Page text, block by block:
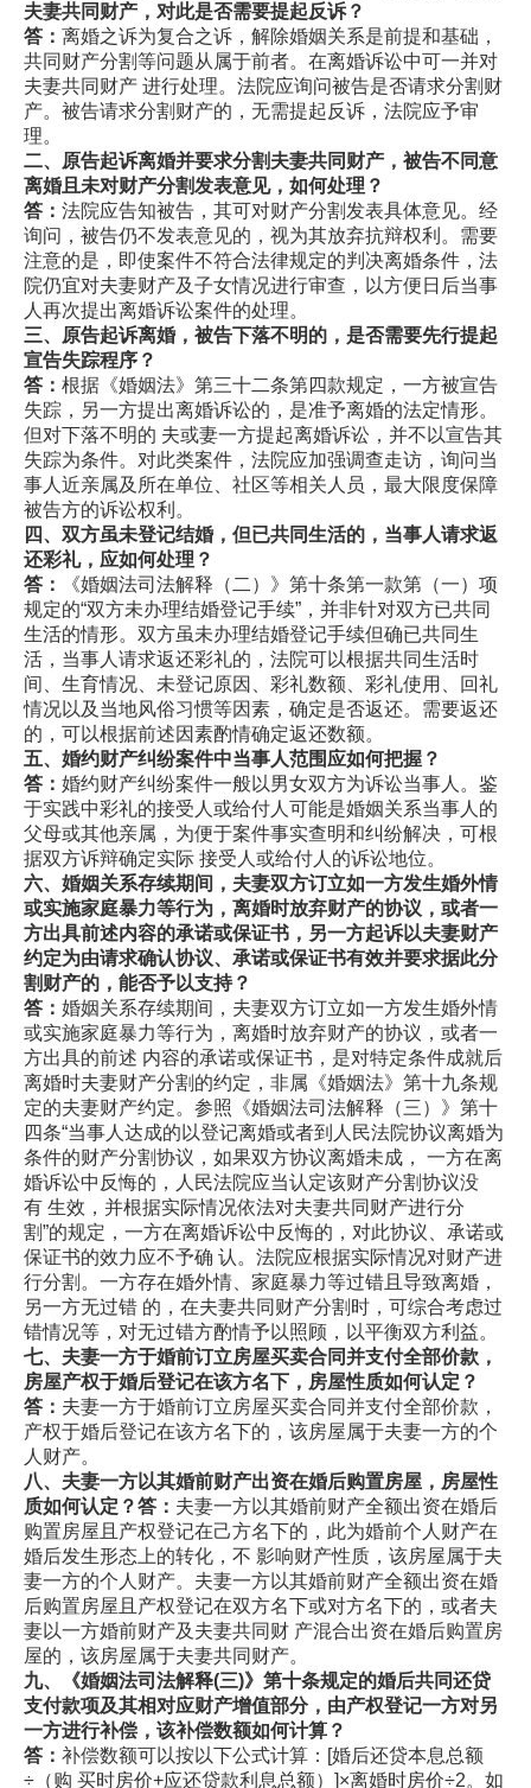
夫妻共同财产，对此是否需要提起反诉？
答： 离婚之诉为复合之诉，解除婚姻关系是前提和基础，
共同财产分割等问题从属于前者。在离婚诉讼中可一并对
夫妻共同财产 进行处理。法院应询问被告是否请求分割财
产。被告请求分割财产的，无需提起反诉，法院应予审
理。
二、原告起诉离婚并要求分割夫妻共同财产，被告不同意
离婚且未对财产分割发表意见，如何处理？
答： 法院应告知被告，其可对财产分割发表具体意见。经
询问，被告仍不发表意见的，视为其放弃抗辩权利。需要
注意的是，即使案件不符合法律规定的判决离婚条件，法
院仍宜对夫妻财产及子女情况进行审查，以方便日后当事
人再次提出离婚诉讼案件的处理。
三、原告起诉离婚，被告下落不明的，是否需要先行提起
宣告失踪程序？
答： 根据《婚姻法》第三十二条第四款规定，一方被宣告
失踪，另一方提出离婚诉讼的，是准予离婚的法定情形。
但对下落不明的 夫或妻一方提起离婚诉讼，并不以宣告其
失踪为条件。对此类案件，法院应加强调查走访，询问当
事人近亲属及所在单位、社区等相关人员，最大限度保障
被告方的诉讼权利。
四、双方虽未登记结婚，但已共同生活的，当事人请求返
还彩礼，应如何处理？
答：
《婚姻法司法解释（二）》第十条第一款第（一）项
规定的“双方未办理结婚登记手续”，并非针对双方已共同
生活的情形。双方虽未办理结婚登记手续但确已共同生
活，当事人请求返还彩礼的，法院可以根据共同生活时
间、生育情况、未登记原因、彩礼数额、彩礼使用、回礼
情况以及当地风俗习惯等因素，确定是否返还。需要返还
的，可以根据前述因素酌情确定返还数额。
五、婚约财产纠纷案件中当事人范围应如何把握？
答： 婚约财产纠纷案件一般以男女双方为诉讼当事人。鉴
于实践中彩礼的接受人或给付人可能是婚姻关系当事人的
父母或其他亲属，为便于案件事实查明和纠纷解决，可根
据双方诉辩确定实际 接受人或给付人的诉讼地位。
六、婚姻关系存续期间，夫妻双方订立如一方发生婚外情
或实施家庭暴力等行为，离婚时放弃财产的协议，或者一
方出具前述内容的承诺或保证书，另一方起诉以夫妻财产
约定为由请求确认协议、承诺或保证书有效并要求据此分
割财产的，能否予以支持？
答： 婚姻关系存续期间，夫妻双方订立如一方发生婚外情
或实施家庭暴力等行为，离婚时放弃财产的协议，或者一
方出具的前述 内容的承诺或保证书，是对特定条件成就后
离婚时夫妻财产分割的约定，非属《婚姻法》第十九条规
定的夫妻财产约定。参照《婚姻法司法解释（三）》第十
四条“当事人达成的以登记离婚或者到人民法院协议离婚为
条件的财产分割协议，如果双方协议离婚未成， 一方在离
婚诉讼中反悔的，人民法院应当认定该财产分割协议没
有 生效，并根据实际情况依法对夫妻共同财产进行分
割”的规定，一方在离婚诉讼中反悔的，对此协议、承诺或
保证书的效力应不予确 认。法院应根据实际情况对财产进
行分割。一方存在婚外情、家庭暴力等过错且导致离婚，
另一方无过错 的，在夫妻共同财产分割时，可综合考虑过
错情况等，对无过错方酌情予以照顾，以平衡双方利益。
七、夫妻一方于婚前订立房屋买卖合同并支付全部价款，
房屋产权于婚后登记在该方名下，房屋性质如何认定？
答： 夫妻一方于婚前订立房屋买卖合同并支付全部价款，
产权于婚后登记在该方名下的，该房屋属于夫妻一方的个
人财产。
八、夫妻一方以其婚前财产出资在婚后购置房屋，房屋性
质如何认定？答： 夫妻一方以其婚前财产全额出资在婚后
购置房屋且产权登记在己方名下的，此为婚前个人财产在
婚后发生形态上的转化，不 影响财产性质，该房屋属于夫
妻一方的个人财产。夫妻一方以其婚前财产全额出资在婚
后购置房屋且产权登记在双方名下或对方名下的，或者夫
妻以一方婚前财产及夫妻共同财 产混合出资在婚后购置房
屋的，该房屋属于夫妻共同财产。
九、《婚姻法司法解释(三)》第十条规定的婚后共同还贷
支付款项及其相对应财产增值部分，由产权登记一方对另
一方进行补偿，该补偿数额如何计算？
答： 补偿数额可以按以下公式计算：[婚后还贷本息总额
÷（购 买时房价+应还贷款利息总额）]×离婚时房价÷2。如